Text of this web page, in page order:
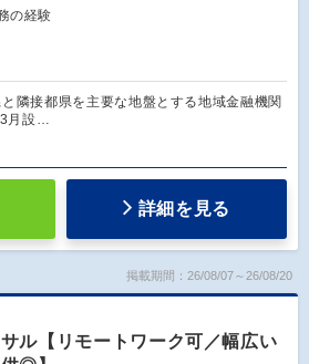
の経験
隣接都県を主要な地盤とする地域金融機関
月設…
詳細を見る
掲載期間：26/08/07～26/08/20
ル【リモートワーク可／幅広い